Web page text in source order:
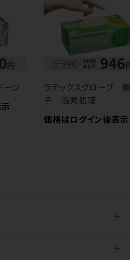
ーン
ラテックスグローブ
子 塩素処理
価格はログイン後表示